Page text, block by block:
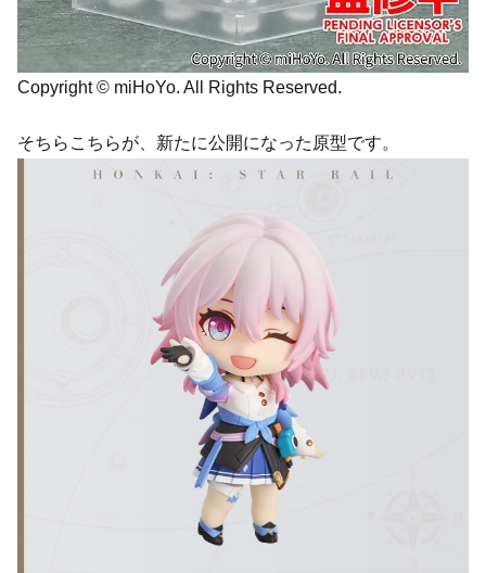
Copyright © miHoYo. All Rights Reserved.
そちらこちらが、新たに公開になった原型です。